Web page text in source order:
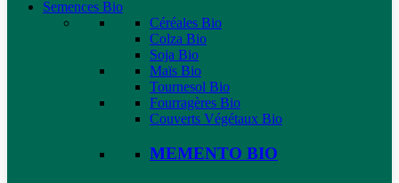
Semences Bio
Céréales Bio
Colza Bio
Soja Bio
Maïs Bio
Tournesol Bio
Fourragères Bio
Couverts Végétaux Bio
MEMENTO BIO